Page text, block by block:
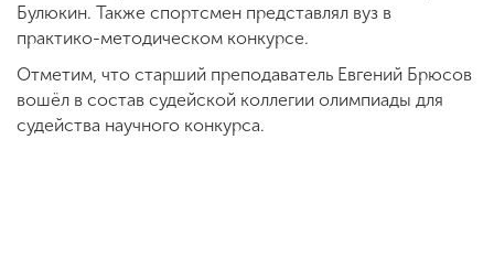
Булюкин. Также спортсмен представлял вуз в
практико-методическом конкурсе.
Отметим, что старший преподаватель Евгений Брюсов
вошёл в состав судейской коллегии олимпиады для
судейства научного конкурса.